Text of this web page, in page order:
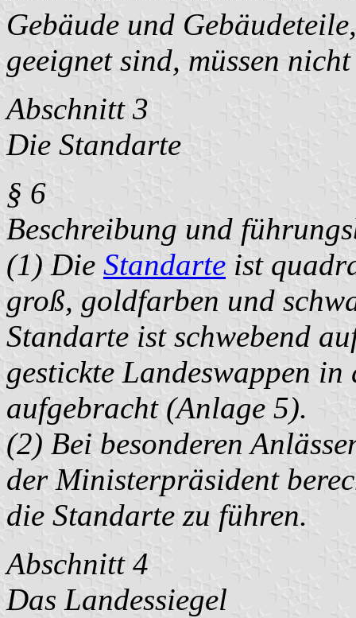
Gebäude und
geeignet sind, müssen
Abschnitt 3
Die Standarte
§ 6
Beschreibung und
(1) Die Standarte ist
groß, goldfarben und
Standarte ist schwebend
gestickte Landeswappen
aufgebracht (Anlage 5).
(2) Bei besonderen
der Ministerpräsident
die Standarte zu führen.
Abschnitt 4
Das Landessiegel